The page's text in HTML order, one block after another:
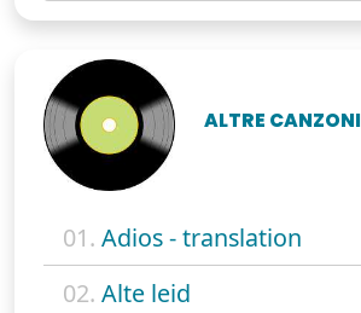
ALTRE CANZONI
01. Adios - translation
02. Alte leid